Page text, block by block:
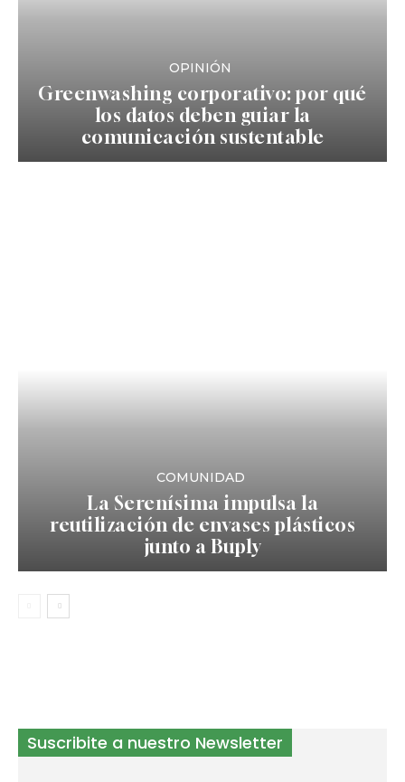
OPINIÓN
Greenwashing corporativo: por qué
los datos deben guiar la
comunicación sustentable
COMUNIDAD
La Serenísima impulsa la
reutilización de envases plásticos
junto a Buply
Suscribite a nuestro Newsletter